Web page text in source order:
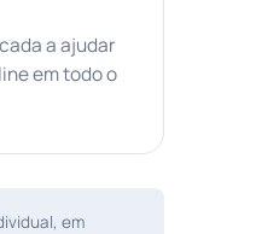
a ajudar
em todo o
em